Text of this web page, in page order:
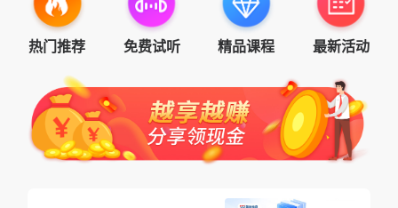
热门推荐 免费试听 精品课程 最新活动